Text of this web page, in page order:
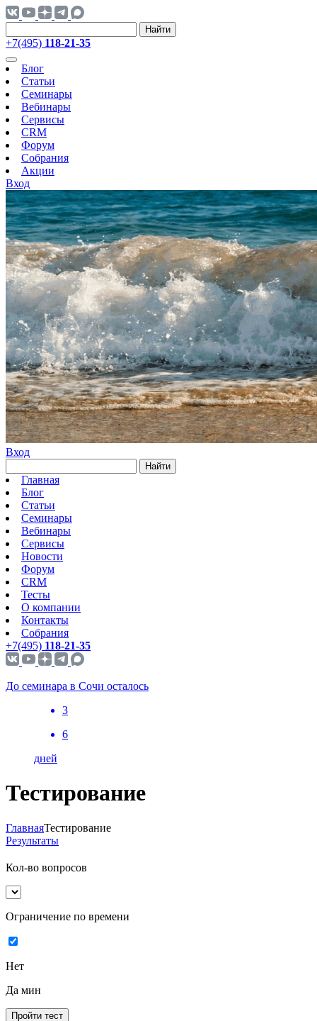
Найти
+7(495) 118-21-35
Блог
Статьи
Семинары
Вебинары
Сервисы
CRM
Форум
Собрания
Акции
Вход
Вход
Найти
Главная
Блог
Статьи
Семинары
Вебинары
Сервисы
Новости
Форум
CRM
Тесты
О компании
Контакты
Собрания
+7(495) 118-21-35
До семинара в Сочи осталось
3
6
дней
Тестирование
ГлавнаяТестирование
Результаты
Кол-во вопросов
Ограничение по времени
Нет
Да мин
Пройти тест